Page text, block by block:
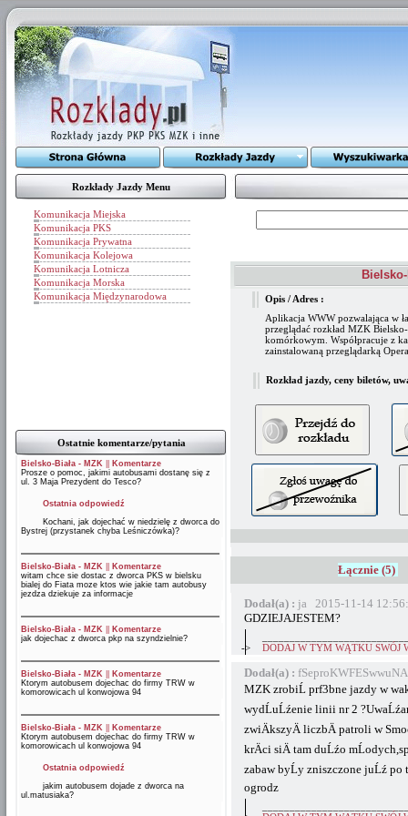
Rozkłady Jazdy Menu
Komunikacja Miejska
Komunikacja PKS
Komunikacja Prywatna
Komunikacja Kolejowa
Komunikacja Lotnicza
Komunikacja Morska
Komunikacja Międzynarodowa
Ostatnie komentarze/pytania
Bielsko-Biała - MZK
Komentarze
Prosze o pomoc, jakimi autobusami dostanę się z
ul. 3 Maja Prezydent do Tesco?
Ostatnia odpowiedź
Kochani, jak dojechać w niedzielę z dworca do
Bystrej (przystanek chyba Leśniczówka)?
Bielsko-Biała - MZK
Komentarze
witam chce sie dostac z dworca PKS w bielsku
bialej do Fiata moze ktos wie jakie tam autobusy
jezdza dziekuje za informacje
Bielsko-Biała - MZK
Komentarze
jak dojechac z dworca pkp na szyndzielnie?
Bielsko-Biała - MZK
Komentarze
Ktorym autobusem dojechac do firmy TRW w
komorowicach ul konwojowa 94
Bielsko-Biała - MZK
Komentarze
Ktorym autobusem dojechac do firmy TRW w
komorowicach ul konwojowa 94
Ostatnia odpowiedź
jakim autobusem dojade z dworca na
ul.matusiaka?
Opis / Adres :
Aplikacja WWW pozwalająca w
przeglądać rozkład MZK
komórkowym. Współpracuje z
zainstalowaną przeglądarką
Rozkład jazdy, ceny biletów,
Łącznie (5)
Dodał(a) : ja 2015-11-14
GDZIEJAJESTEM?
->
DODAJ W TYM WĄTKU SWÓJ
Dodał(a) :
MZK zrobiĹ prf3bne jazdy w
wydĹuĹźenie linii nr 2
zwiÄkszyÄ liczbÄ patroli w
krÄci siÄ tam duĹźo
zabaw byĹy zniszczone juĹź
ogrodz